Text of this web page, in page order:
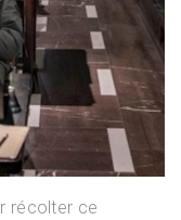
récolter ce